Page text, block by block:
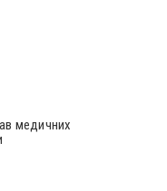
медичних